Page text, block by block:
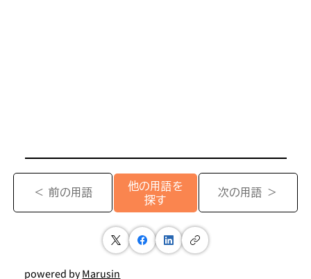
＜ 前の用語
他の用語を
探す
次の用語 ＞
powered byMarusin